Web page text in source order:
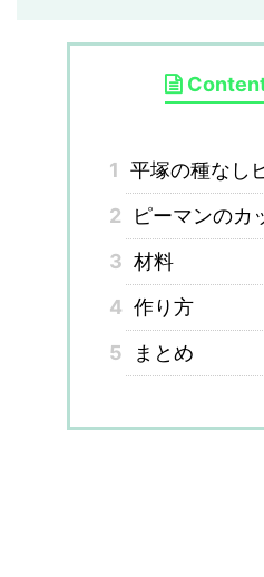
1 平塚の種なし
2
ピーマンのカ
3 材料
4 作り方
5
まとめ